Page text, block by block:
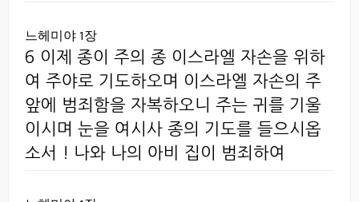
느헤미야 1장
6 이제 종이 주의 종 이스라엘 자손을 위하
여 주야로 기도하오며 이스라엘 자손의 주
앞에 범죄함을 자복하오니 주는 귀를 기울
이시며 눈을 여시사 종의 기도를 들으시옵
소서 ! 나와 나의 아비 집이 범죄하여